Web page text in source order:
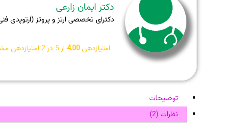
دکتر ایمان زارعی
دکترای تخصصی ارتز و پروتز (ارتوپدی
امتیازدهی4.00از 5 در 2امتیازدهی
توضیحات
نظرات (2)